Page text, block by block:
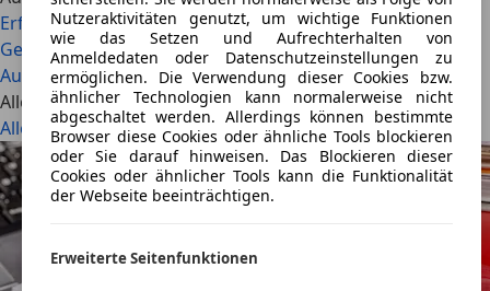
Nutzeraktivitäten genutzt, um wichtige Funktionen
wie das Setzen und Aufrechterhalten von
Anmeldedaten oder Datenschutzeinstellungen zu
ermöglichen. Die Verwendung dieser Cookies bzw.
ähnlicher Technologien kann normalerweise nicht
abgeschaltet werden. Allerdings können bestimmte
Browser diese Cookies oder ähnliche Tools blockieren
oder Sie darauf hinweisen. Das Blockieren dieser
Cookies oder ähnlicher Tools kann die Funktionalität
der Webseite beeinträchtigen.
Erweiterte Seitenfunktionen
Erfolgreiche Umkreissuche: So finden Sie die besten
Gebrauchtwagen in Ihrer NäheBehindertenrabatte beim
Autokauf im Überblick
Alle Artikel
Alle ansehen